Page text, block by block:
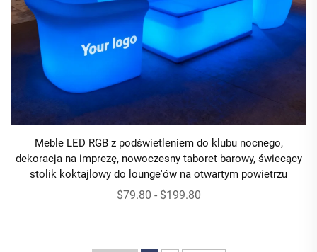
Meble LED RGB z podświetleniem do klubu nocnego,
dekoracja na imprezę, nowoczesny taboret barowy, świecący
stolik koktajlowy do lounge'ów na otwartym powietrzu
$79.80 - $199.80